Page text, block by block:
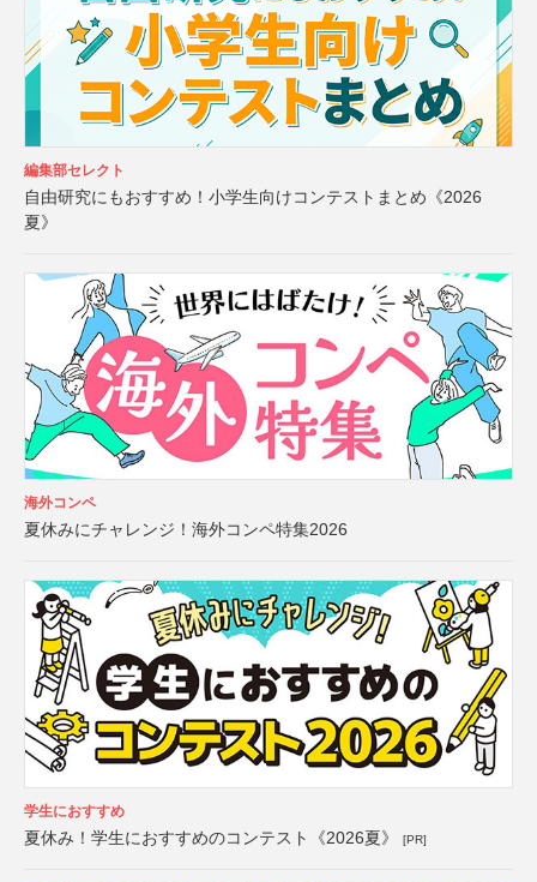
編集部セレクト
自由研究にもおすすめ！小学生向けコンテストまとめ《2026
夏》
海外コンペ
夏休みにチャレンジ！海外コンペ特集2026
学生におすすめ
夏休み！学生におすすめのコンテスト《2026夏》 [PR]